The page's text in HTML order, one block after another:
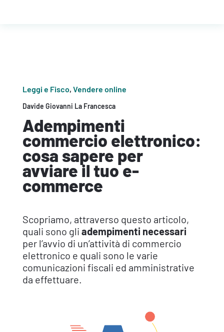
Leggi e Fisco, Vendere online
Davide Giovanni La Francesca
Adempimenti
commercio elettronico:
cosa sapere per
avviare il tuo e-
commerce
Scopriamo, attraverso questo articolo,
quali sono gli adempimenti necessari
per l’avvio di un’attività di commercio
elettronico e quali sono le varie
comunicazioni fiscali ed amministrative
da effettuare.